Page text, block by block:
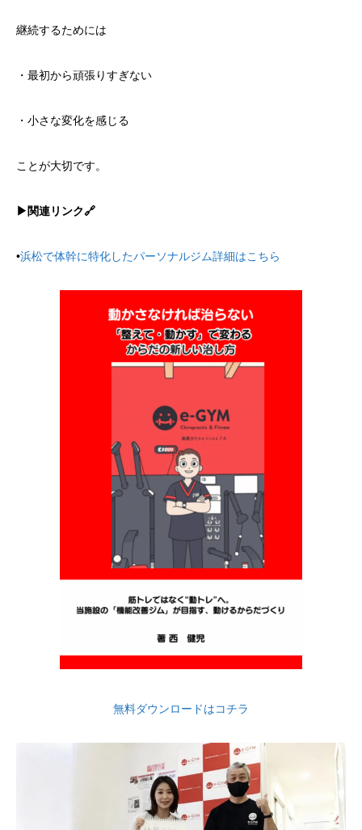
継続するためには
・最初から頑張りすぎない
・小さな変化を感じる
ことが大切です。
▶︎関連リンク🔗
•浜松で体幹に特化したパーソナルジム詳細はこちら
無料ダウンロードはコチラ